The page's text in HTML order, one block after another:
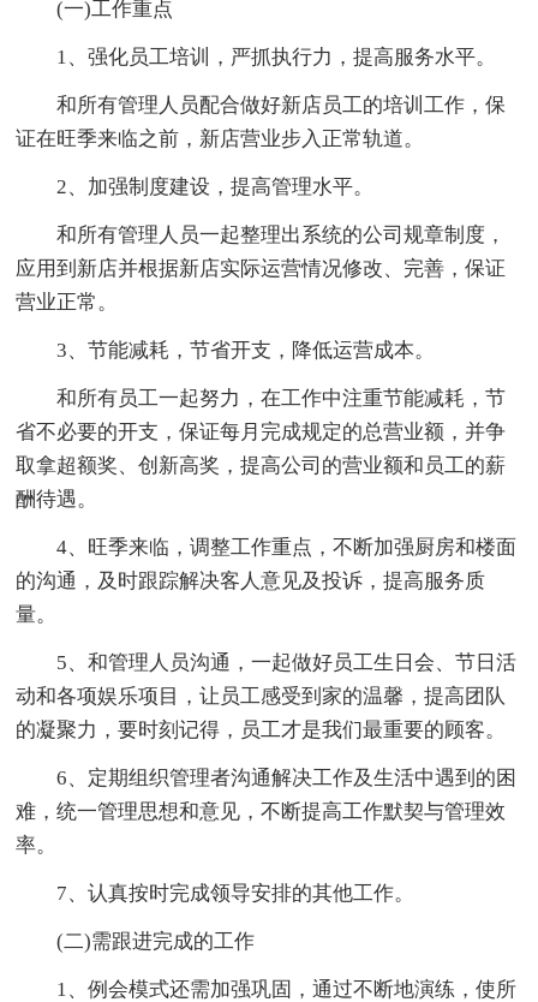
(一)工作重点
1、强化员工培训，严抓执行力，提高服务水平。
和所有管理人员配合做好新店员工的培训工作，保
证在旺季来临之前，新店营业步入正常轨道。
2、加强制度建设，提高管理水平。
和所有管理人员一起整理出系统的公司规章制度，
应用到新店并根据新店实际运营情况修改、完善，保证
营业正常。
3、节能减耗，节省开支，降低运营成本。
和所有员工一起努力，在工作中注重节能减耗，节
省不必要的开支，保证每月完成规定的总营业额，并争
取拿超额奖、创新高奖，提高公司的营业额和员工的薪
酬待遇。
4、旺季来临，调整工作重点，不断加强厨房和楼面
的沟通，及时跟踪解决客人意见及投诉，提高服务质
量。
5、和管理人员沟通，一起做好员工生日会、节日活
动和各项娱乐项目，让员工感受到家的温馨，提高团队
的凝聚力，要时刻记得，员工才是我们最重要的顾客。
6、定期组织管理者沟通解决工作及生活中遇到的困
难，统一管理思想和意见，不断提高工作默契与管理效
率。
7、认真按时完成领导安排的其他工作。
(二)需跟进完成的工作
1、例会模式还需加强巩固，通过不断地演练，使所